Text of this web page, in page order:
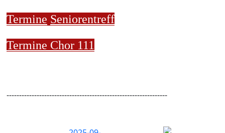
Termine Seniorentreff
Termine Chor 111
----------------------------------------------------------------